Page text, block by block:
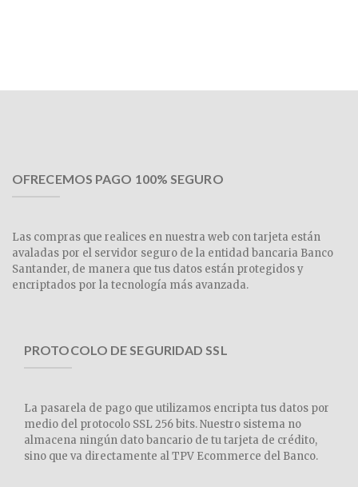
OFRECEMOS PAGO 100% SEGURO
Las compras que realices en nuestra web con tarjeta están
avaladas por el servidor seguro de la entidad bancaria Banco
Santander, de manera que tus datos están protegidos y
encriptados por la tecnología más avanzada.
PROTOCOLO DE SEGURIDAD SSL
La pasarela de pago que utilizamos encripta tus datos por
medio del protocolo SSL 256 bits. Nuestro sistema no
almacena ningún dato bancario de tu tarjeta de crédito,
sino que va directamente al TPV Ecommerce del Banco.